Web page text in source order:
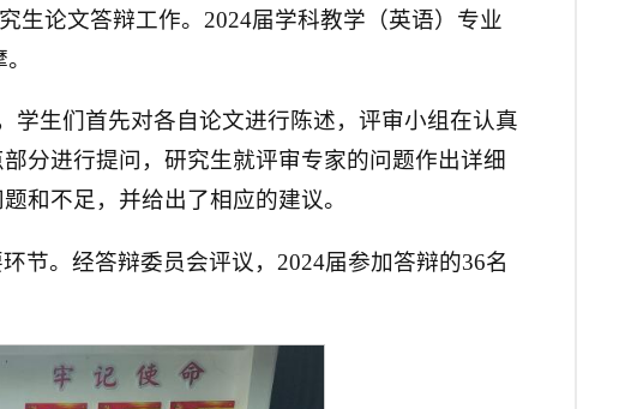
生论文答辩工作。2024届学科教学（英语）专业
学生们首先对各自论文进行陈述，评审小组在认真
分进行提问，研究生就评审专家的问题作出详细
和不足，并给出了相应的建议。
节。经答辩委员会评议，2024届参加答辩的36名